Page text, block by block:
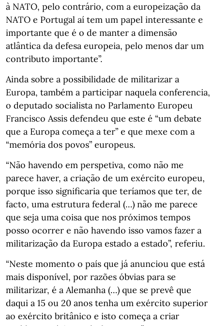
à NATO, pelo contrário, com a europeização da
NATO e Portugal aí tem um papel interessante e
importante que é o de manter a dimensão
atlântica da defesa europeia, pelo menos dar um
contributo importante”.
Ainda sobre a possibilidade de militarizar a
Europa, também a participar naquela conferencia,
o deputado socialista no Parlamento Europeu
Francisco Assis defendeu que este é “um debate
que a Europa começa a ter” e que mexe com a
“memória dos povos” europeus.
“Não havendo em perspetiva, como não me
parece haver, a criação de um exército europeu,
porque isso significaria que teríamos que ter, de
facto, uma estrutura federal (…) não me parece
que seja uma coisa que nos próximos tempos
posso ocorrer e não havendo isso vamos fazer a
militarização da Europa estado a estado”, referiu.
“Neste momento o país que já anunciou que está
mais disponível, por razões óbvias para se
militarizar, é a Alemanha (…) que se prevê que
daqui a 15 ou 20 anos tenha um exército superior
ao exército britânico e isto começa a criar